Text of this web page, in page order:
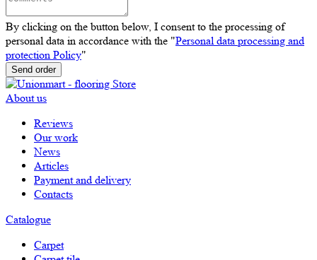
By clicking on the button below, I consent to the processing of
personal data in accordance with the "Personal data processing and
protection Policy"
Send order
About us
Reviews
Our work
News
Articles
Payment and delivery
Contacts
Catalogue
Carpet